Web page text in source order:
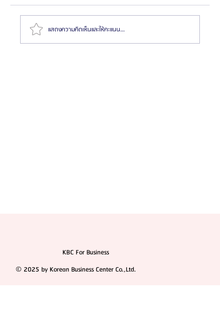
แสดงความคิดเห็นและให้คะแนน...
KBC For Business
© 2025 by Korean Business Center Co.,Ltd.